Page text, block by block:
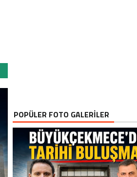
POPÜLER FOTO GALERİLER